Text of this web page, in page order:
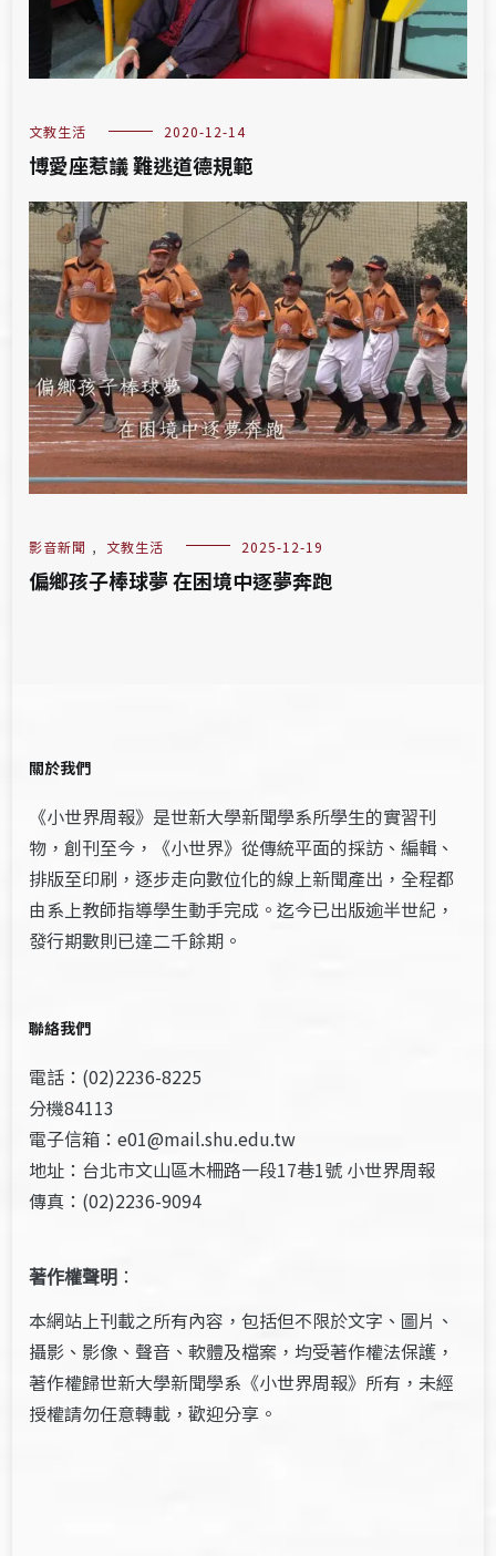
文教生活 2020-12-14
博愛座惹議 難逃道德規範
影音新聞 , 文教生活 2025-12-19
偏鄉孩子棒球夢 在困境中逐夢奔跑
關於我們
《小世界周報》是世新大學新聞學系所學生的實習刊
物，創刊至今，《小世界》從傳統平面的採訪、編輯、
排版至印刷，逐步走向數位化的線上新聞產出，全程都
由系上教師指導學生動手完成。迄今已出版逾半世紀，
發行期數則已達二千餘期。
聯絡我們
電話：(02)2236-8225
分機84113
電子信箱：e01@mail.shu.edu.tw
地址：台北市文山區木柵路一段17巷1號 小世界周報
傳真：(02)2236-9094
著作權聲明 ：
本網站上刊載之所有內容，包括但不限於文字、圖片、
攝影、影像、聲音、軟體及檔案，均受著作權法保護，
著作權歸世新大學新聞學系《小世界周報》所有，未經
授權請勿任意轉載，歡迎分享。